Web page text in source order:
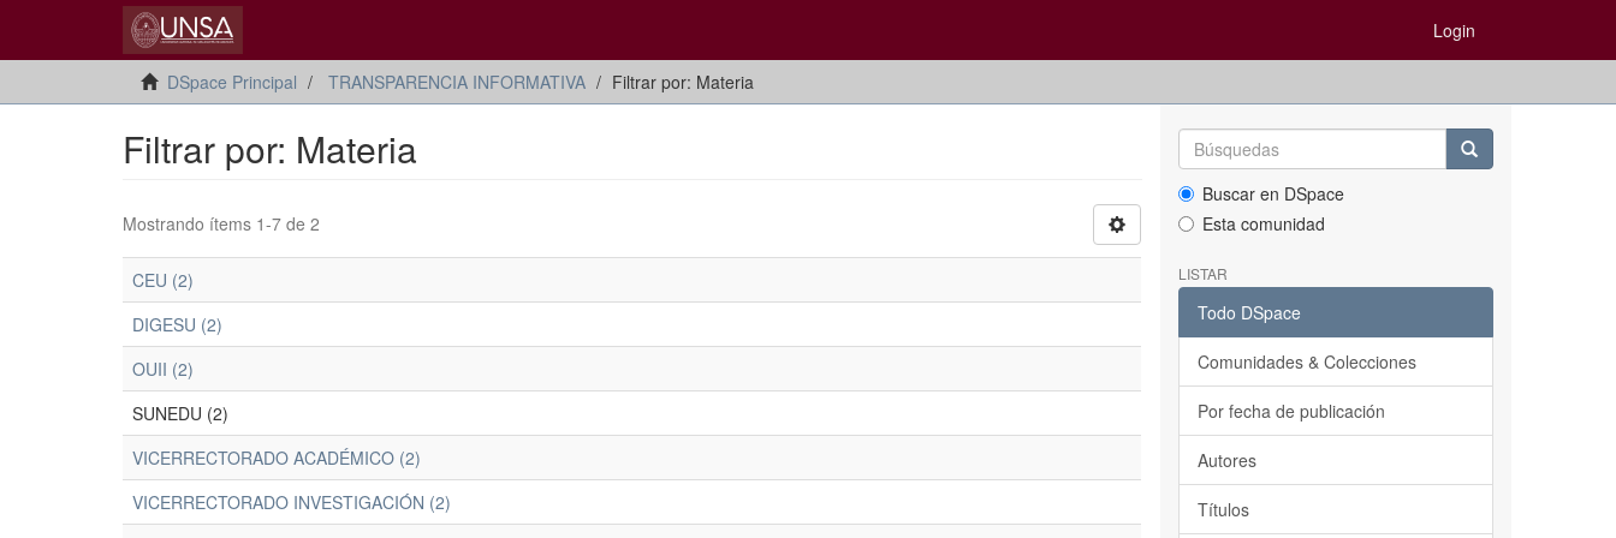
Login
DSpace Principal TRANSPARENCIA INFORMATIVA Filtrar por: Materia
Filtrar por: Materia
Mostrando ítems 1-7 de 2
CEU (2)
DIGESU (2)
OUII (2)
SUNEDU (2)
VICERRECTORADO ACADÉMICO (2)
VICERRECTORADO INVESTIGACIÓN (2)
Buscar en DSpace
Esta comunidad
LISTAR
Todo DSpace
Comunidades & Colecciones
Por fecha de publicación
Autores
Títulos